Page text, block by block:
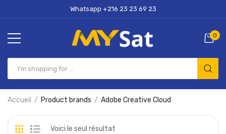
Whatsapp +216 23 23 69 23
0
Accueil Product brands Adobe Creative Cloud
Voici le seul résultat